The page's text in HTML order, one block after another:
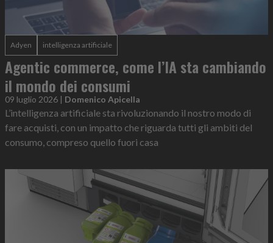
Adyen intelligenza artificiale
Agentic commerce, come l’IA sta cambiando
il mondo dei consumi
09 luglio 2026 | Domenico Apicella
L’intelligenza artificiale sta rivoluzionando il nostro modo di
fare acquisti, con un impatto che riguarda tutti gli ambiti del
consumo, compreso quello fuori casa